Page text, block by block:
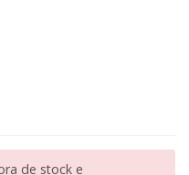
de stock e